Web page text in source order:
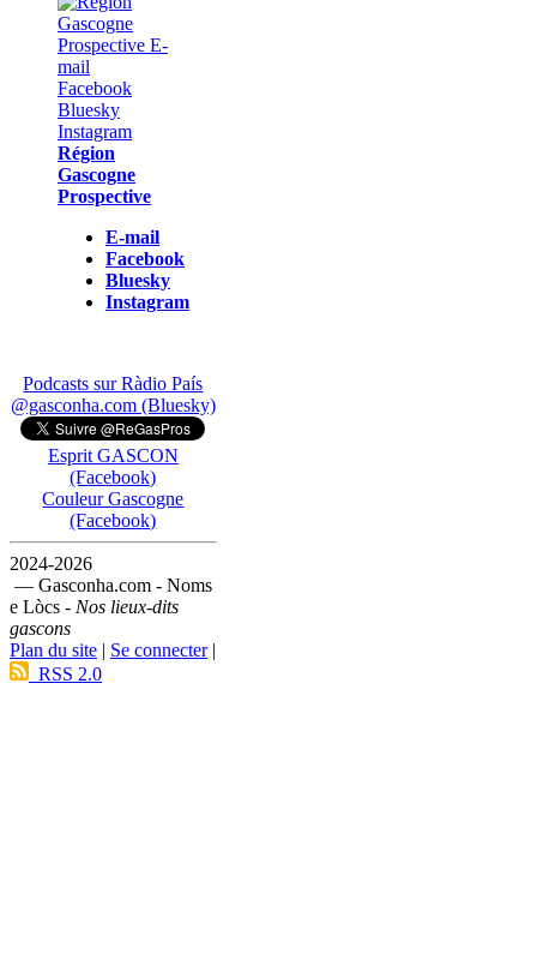
Région
Gascogne
Prospective
E-mail
Facebook
Bluesky
Instagram
Podcasts sur Ràdio País
@gasconha.com (Bluesky)
Esprit GASCON
(Facebook)
Couleur Gascogne
(Facebook)
2024-2026
— Gasconha.com - Noms
e Lòcs - Nos lieux-dits
gascons
Plan du site | Se connecter|
RSS 2.0